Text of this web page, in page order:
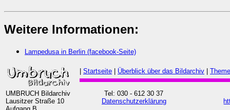
Weitere Informationen:
Lampedusa in Berlin (facebook-Seite)
Startseite Überblick über das Bildarchiv
UMBRUCH Bildarchiv
Lausitzer Straße 10
Tel: 030 - 612 30 37
Datenschutzerklärung